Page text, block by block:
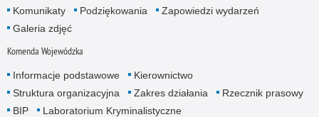
Komunikaty Podziękowania
Zapowiedzi wydarzeń
Galeria zdjęć
Komenda Wojewódzka
Informacje podstawowe
Kierownictwo
Struktura organizacyjna
Zakres działania
Rzecznik prasowy
BIP
Laboratorium Kryminalistyczne